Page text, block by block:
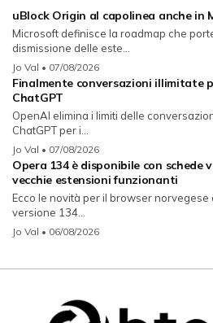
uBlock Origin al capolinea anche in
Microsoft definisce la roadmap che
dismissione delle este...
Jo Val • 07/08/2026
Finalmente conversazioni illimitate
ChatGPT
OpenAI elimina i limiti delle
ChatGPT per i...
Jo Val • 07/08/2026
Opera 134 è disponibile con schede
vecchie estensioni funzionanti
Ecco le novità per il browser norvegese
versione 134...
Jo Val • 06/08/2026